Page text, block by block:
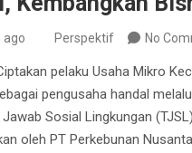
ago Perspektif No
pelaku Usaha Mikro
pengusaha handal
Sosial Lingkungan
oleh PT Perkebunan